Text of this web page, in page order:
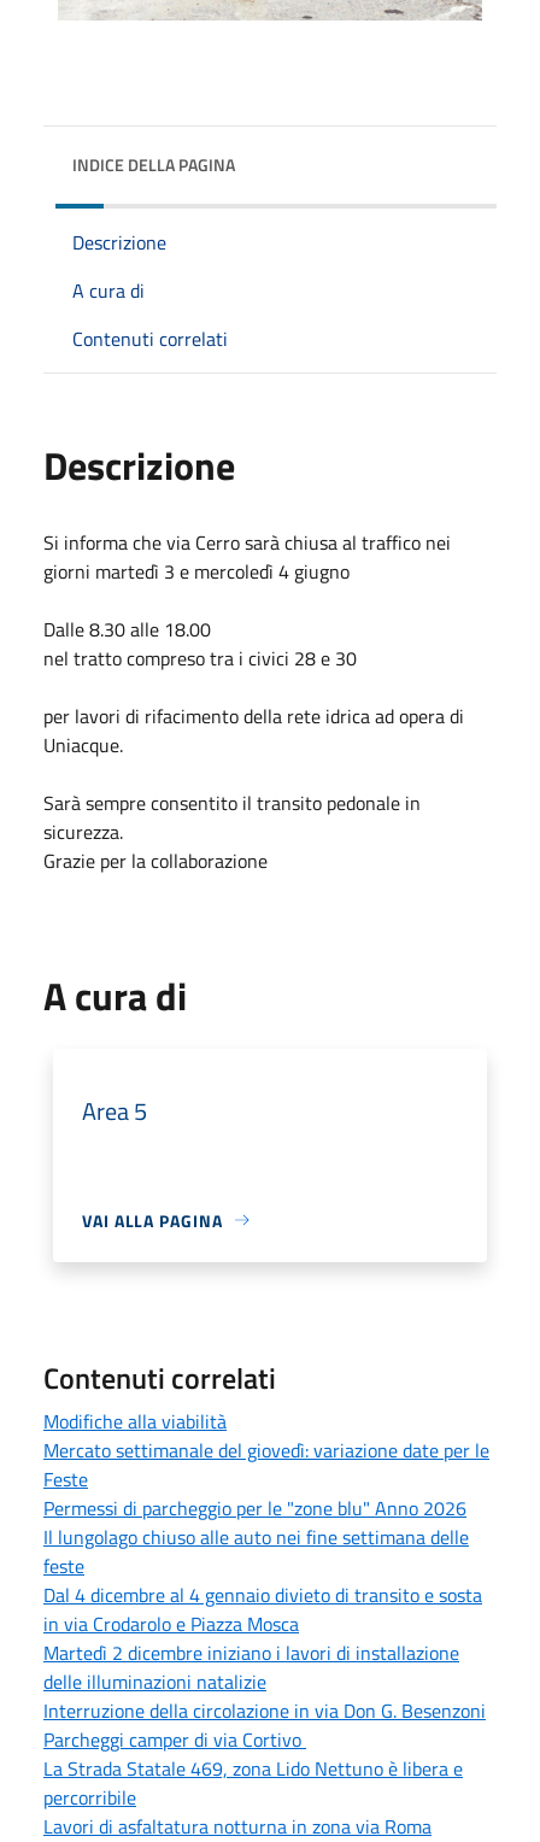
INDICE DELLA PAGINA
Descrizione
A cura di
Contenuti correlati
Descrizione
Si informa che via Cerro sarà chiusa al traffico nei
giorni martedì 3 e mercoledì 4 giugno
Dalle 8.30 alle 18.00
nel tratto compreso tra i civici 28 e 30
per lavori di rifacimento della rete idrica ad opera di
Uniacque.
Sarà sempre consentito il transito pedonale in
sicurezza.
Grazie per la collaborazione
A cura di
Area 5
VAI ALLA PAGINA
Contenuti correlati
Modifiche alla viabilità
Mercato settimanale del giovedì: variazione date per le
Feste
Permessi di parcheggio per le "zone blu" Anno 2026
Il lungolago chiuso alle auto nei fine settimana delle
feste
Dal 4 dicembre al 4 gennaio divieto di transito e sosta
in via Crodarolo e Piazza Mosca
Martedì 2 dicembre iniziano i lavori di installazione
delle illuminazioni natalizie
Interruzione della circolazione in via Don G. Besenzoni
Parcheggi camper di via Cortivo
La Strada Statale 469, zona Lido Nettuno è libera e
percorribile
Lavori di asfaltatura notturna in zona via Roma